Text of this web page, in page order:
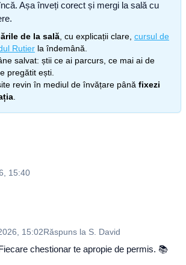
Așa înveți corect și mergi la sală cu
de la sală , cu explicații clare, cursul de
Rutier la îndemână.
salvat: știi ce ai parcurs, ce mai ai de
pregătit ești.
revin în mediul de învățare până fixezi
15:40
15:02Răspuns la S. David
chestionar te apropie de permis. 📚